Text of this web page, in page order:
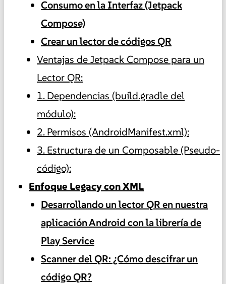
Consumo en la Interfaz (Jetpack
Compose)
Crear un lector de códigos QR
Ventajas de Jetpack Compose para un
Lector QR:
1. Dependencias (build.gradle del
módulo):
2. Permisos (AndroidManifest.xml):
3. Estructura de un Composable (Pseudo-
código):
Enfoque Legacy con XML
Desarrollando un lector QR en nuestra
aplicación Android con la librería de
Play Service
Scanner del QR: ¿Cómo descifrar un
código QR?